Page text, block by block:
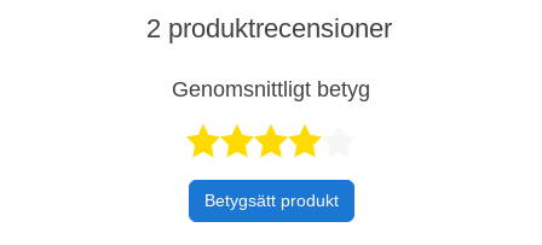
2 produktrecensioner
Genomsnittligt betyg
Betygsätt produkt